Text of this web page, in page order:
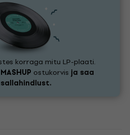
korraga mitu LP-plaati.
MASHUP ostukorvis ja saa